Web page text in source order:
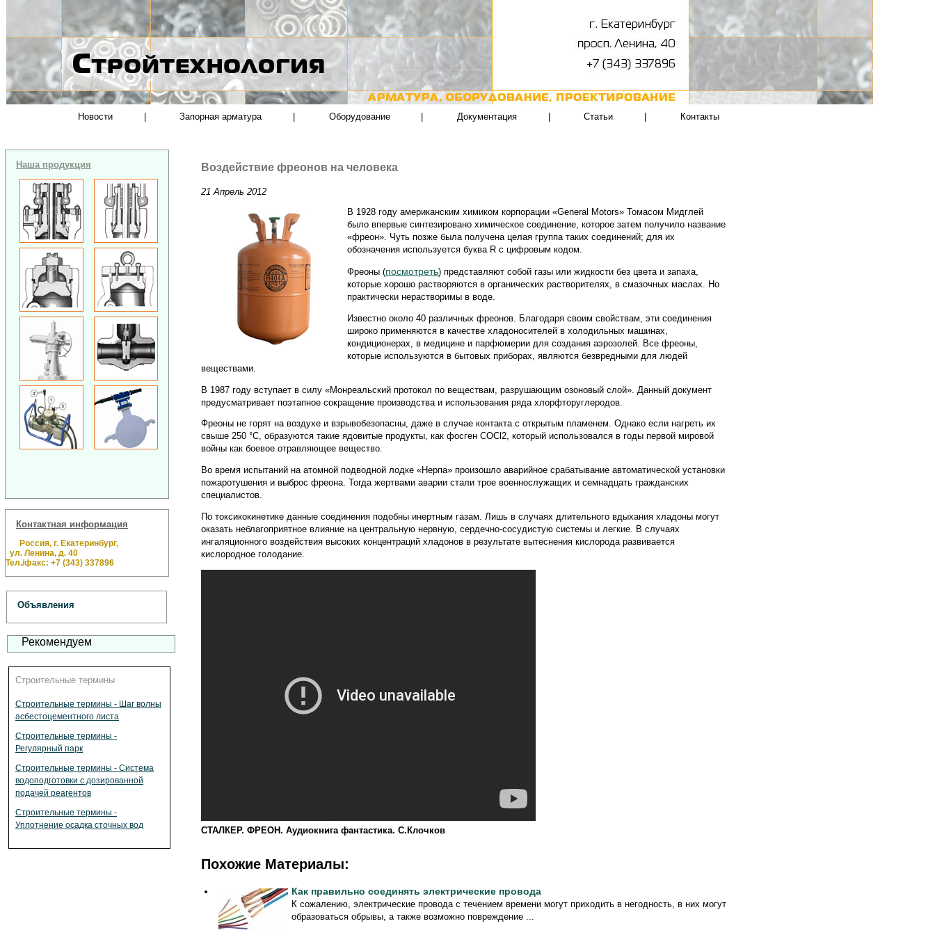
Новости Запорная арматура Оборудование Документация Статьи Контакты
Наша продукция
Контактная информация
Россия, г. Екатеринбург,
ул. Ленина, д. 40
Тел./факс: +7 (343) 337896
Объявления
Рекомендуем
Строительные термины
Строительные термины - Шаг волны
асбестоцементного листа
Строительные термины -
Регулярный парк
Строительные термины - Система
водоподготовки с дозированной
подачей реагентов
Строительные термины -
Уплотнение осадка сточных вод
Воздействие фреонов на человека
21 Апрель 2012
В 1928 году американским химиком корпорации «General Motors» Томасом Мидглей
было впервые синтезировано химическое соединение, которое затем получило название
«фреон». Чуть позже была получена целая группа таких соединений; для их
обозначения используется буква R с цифровым кодом.
Фреоны (посмотреть) представляют собой газы или жидкости без цвета и запаха,
которые хорошо растворяются в органических растворителях, в смазочных маслах. Но
практически нерастворимы в воде.
Известно около 40 различных фреонов. Благодаря своим свойствам, эти соединения
широко применяются в качестве хладоносителей в холодильных машинах,
кондиционерах, в медицине и парфюмерии для создания аэрозолей. Все фреоны,
которые используются в бытовых приборах, являются безвредными для людей
веществами.
В 1987 году вступает в силу «Монреальский протокол по веществам, разрушающим озоновый слой». Данный документ
предусматривает поэтапное сокращение производства и использования ряда хлорфторуглеродов.
Фреоны не горят на воздухе и взрывобезопасны, даже в случае контакта с открытым пламенем. Однако если нагреть их
свыше 250 °C, образуются такие ядовитые продукты, как фосген СОСl2, который использовался в годы первой мировой
войны как боевое отравляющее вещество.
Во время испытаний на атомной подводной лодке «Нерпа» произошло аварийное срабатывание автоматической установки
пожаротушения и выброс фреона. Тогда жертвами аварии стали трое военнослужащих и семнадцать гражданских
специалистов.
По токсикокинетике данные соединения подобны инертным газам. Лишь в случаях длительного вдыхания хладоны могут
оказать неблагоприятное влияние на центральную нервную, сердечно-сосудистую системы и легкие. В случаях
ингаляционного воздействия высоких концентраций хладонов в результате вытеснения кислорода развивается
кислородное голодание.
СТАЛКЕР. ФРЕОН. Аудиокнига фантастика. С.Клочков
Похожие Материалы:
Как правильно соединять электрические провода
К сожалению, электрические провода с течением времени могут приходить в негодность, в них могут
образоваться обрывы, а также возможно повреждение ...